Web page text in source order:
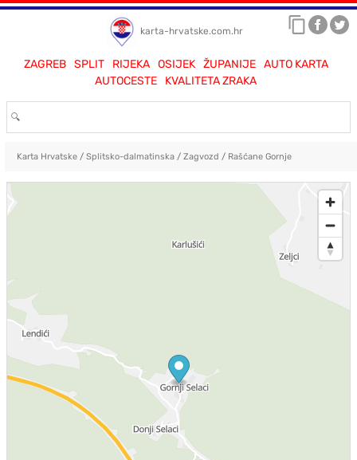
karta-hrvatske.com.hr
ZAGREB SPLIT RIJEKA OSIJEK ŽUPANIJE
AUTO KARTA
AUTOCESTE
KVALITETA ZRAKA
Karta Hrvatske/ Splitsko-dalmatinska/ Zagvozd / Rašćane Gornje